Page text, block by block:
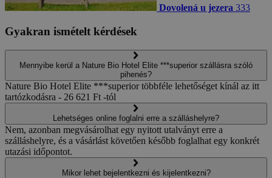
Dovolená u jezera 333
Gyakran ismételt kérdések
Mennyibe kerül a Nature Bio Hotel Elite ***superior szállásra szóló
pihenés?
Nature Bio Hotel Elite ***superior többféle lehetőséget kínál az itt
tartózkodásra - 26 621 Ft -tól
Lehetséges online foglalni erre a szálláshelyre?
Nem, azonban megvásárolhat egy nyitott utalványt erre a
szálláshelyre, és a vásárlást követően később foglalhat egy konkrét
utazási időpontot.
Mikor lehet bejelentkezni és kijelentkezni?